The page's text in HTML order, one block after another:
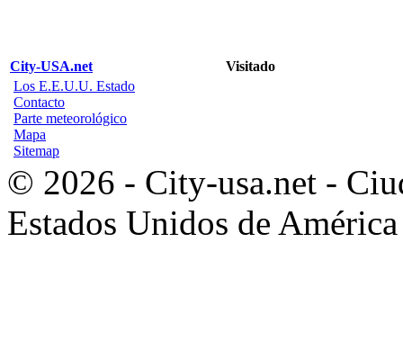
City-USA.net
Visitado
Los E.E.U.U. Estado
Contacto
Parte meteorológico
Mapa
Sitemap
© 2026 - City-usa.net -
Estados Unidos de América